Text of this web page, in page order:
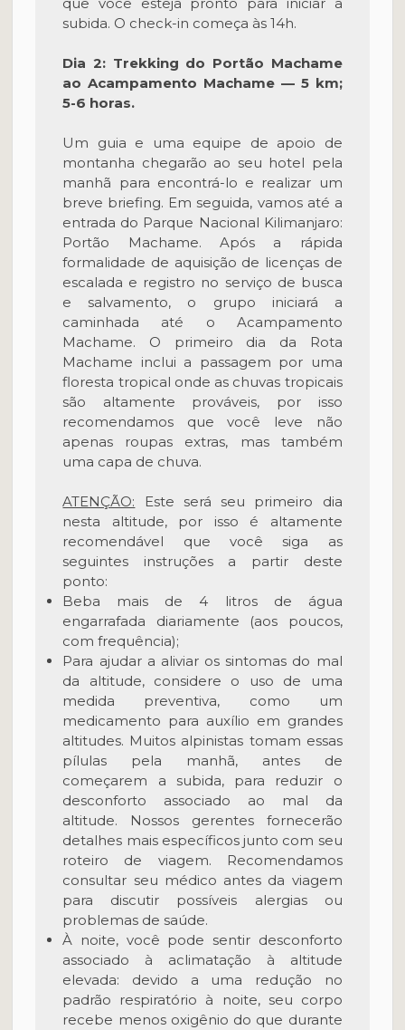
subida. O check-in começa às 14h.
Dia 2: Trekking do Portão Machame
ao Acampamento Machame — 5 km;
5-6 horas.
Um guia e uma equipe de apoio de
montanha chegarão ao seu hotel pela
manhã para encontrá-lo e realizar um
breve briefing. Em seguida, vamos até a
entrada do Parque Nacional Kilimanjaro:
Portão Machame. Após a rápida
formalidade de aquisição de licenças de
escalada e registro no serviço de busca
e salvamento, o grupo iniciará a
caminhada até o Acampamento
Machame. O primeiro dia da Rota
Machame inclui a passagem por uma
floresta tropical onde as chuvas tropicais
são altamente prováveis, por isso
recomendamos que você leve não
apenas roupas extras, mas também
uma capa de chuva.
ATENÇÃO: Este será seu primeiro dia
nesta altitude, por isso é altamente
recomendável que você siga as
seguintes instruções a partir deste
ponto:
Beba mais de 4 litros de água
engarrafada diariamente (aos poucos,
com frequência);
Para ajudar a aliviar os sintomas do mal
da altitude, considere o uso de uma
medida preventiva, como um
medicamento para auxílio em grandes
altitudes. Muitos alpinistas tomam essas
pílulas pela manhã, antes de
começarem a subida, para reduzir o
desconforto associado ao mal da
altitude. Nossos gerentes fornecerão
detalhes mais específicos junto com seu
roteiro de viagem. Recomendamos
consultar seu médico antes da viagem
para discutir possíveis alergias ou
problemas de saúde.
À noite, você pode sentir desconforto
associado à aclimatação à altitude
elevada: devido a uma redução no
padrão respiratório à noite, seu corpo
recebe menos oxigênio do que durante